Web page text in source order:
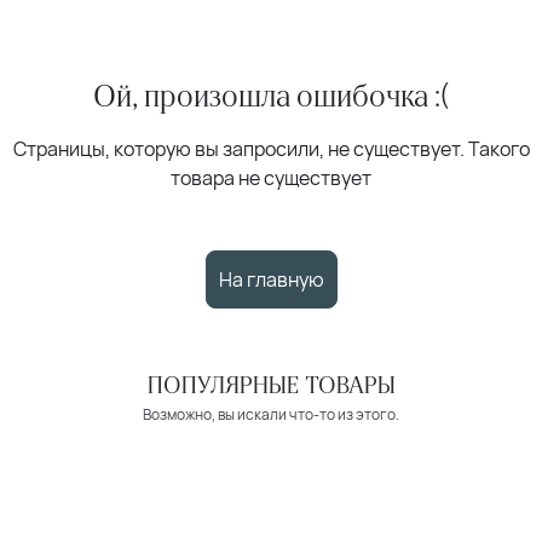
Ой, произошла ошибочка :(
Страницы, которую вы запросили, не существует. Такого
товара не существует
На главную
ПОПУЛЯРНЫЕ ТОВАРЫ
Возможно, вы искали что-то из этого.